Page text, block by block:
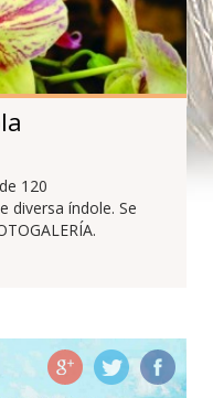
120
diversa índole. Se